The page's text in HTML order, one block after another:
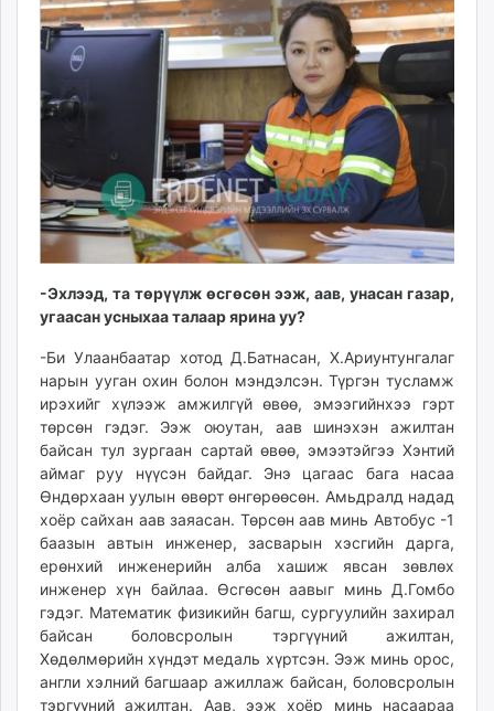
today.mn
zuv.mn
mminfo.mn
ugluu.mn
asu.mn
shudarga.mn
shuurhai.mn
unuudur.mn
isee.mn
mglradio.com
fact.mn
itoim.mn
tumen.mn
shuum.mn
times.mn
tvmongolia.mn
mass.mn
unegui.mn
assa.mn
toim.mn
tac.mn
paparazzi.mn
unread.today
-Эхлээд, та төрүүлж өсгөсөн ээж, аав, унасан газар,
угаасан усныхаа талаар ярина уу?
-Би Улаанбаатар хотод Д.Батнасан, Х.Ариунтунгалаг
нарын ууган охин болон мэндэлсэн. Түргэн тусламж
ирэхийг хүлээж амжилгүй өвөө, эмээгийнхээ гэрт
төрсөн гэдэг. Ээж оюутан, аав шинэхэн ажилтан
байсан тул зургаан сартай өвөө, эмээтэйгээ Хэнтий
аймаг руу нүүсэн байдаг. Энэ цагаас бага насаа
Өндөрхаан уулын өвөрт өнгөрөөсөн. Амьдралд надад
хоёр сайхан аав заяасан. Төрсөн аав минь Автобус -1
баазын автын инженер, засварын хэсгийн дарга,
ерөнхий инженерийн алба хашиж явсан зөвлөх
инженер хүн байлаа. Өсгөсөн аавыг минь Д.Гомбо
гэдэг. Математик физикийн багш, сургуулийн захирал
байсан боловсролын тэргүүний ажилтан,
Хөдөлмөрийн хүндэт медаль хүртсэн. Ээж минь орос,
англи хэлний багшаар ажиллаж байсан, боловсролын
тэргүүний ажилтан. Аав, ээж хоёр минь насаараа